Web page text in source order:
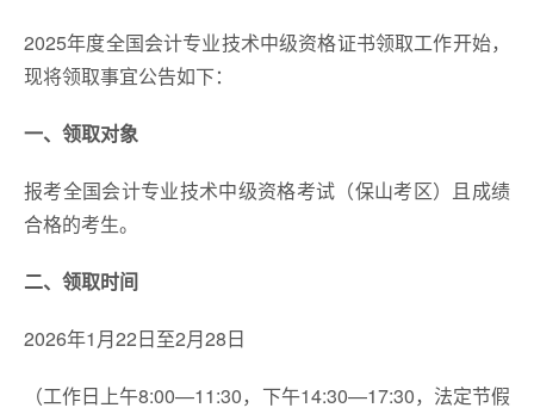
2025年度全国会计专业技术中级资格证书领取工作开始，
现将领取事宜公告如下：
一、领取对象
报考全国会计专业技术中级资格考试（保山考区）且成绩
合格的考生。
二、领取时间
2026年1月22日至2月28日
（工作日上午8:00—11:30，下午14:30—17:30，法定节假